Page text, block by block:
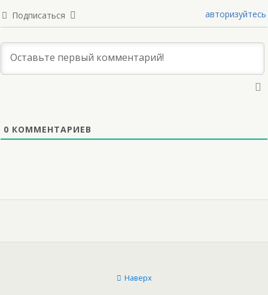
Подписаться авторизуйтесь
0 КОММЕНТАРИЕВ
Наверх